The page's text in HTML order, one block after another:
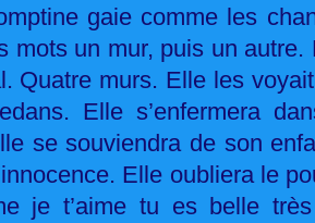
gaie comme les
mots un mur, puis un autre.
Quatre murs. Elle les
Elle s’enfermera
se souviendra de son
Elle oubliera le
je t’aime tu es belle